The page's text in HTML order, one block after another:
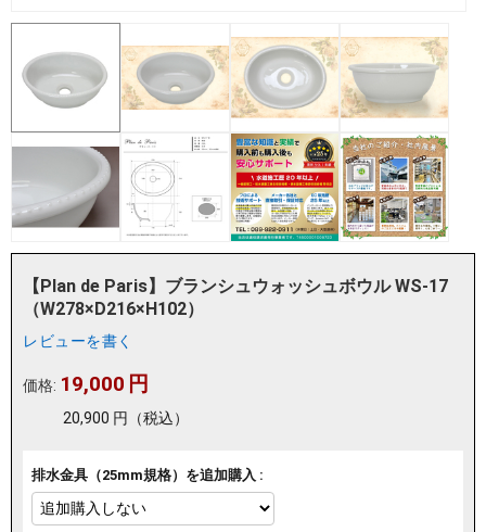
【Plan de Paris】ブランシュウォッシュボウル WS-17
（W278×D216×H102）
レビューを書く
価格: 19,000 円
20,900 円 （税込）
排水金具（25mm規格）を追加購入 :